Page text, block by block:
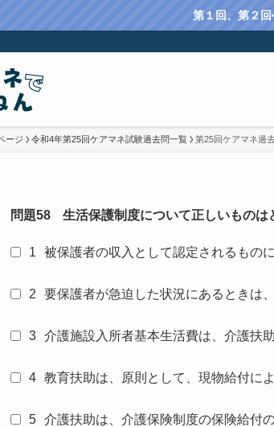
第１回、第２
ージ 令和4年第25回ケアマネ試験過去問一覧 第25回ケアマネ過
問題58 生活保護制度について正しいものは
1 被保護者の収入として認定されるもの
2 要保護者が急迫した状況にあるときは
3 介護施設入所者基本生活費は、介護扶
4 教育扶助は、原則として、現物給付に
5 介護扶助は、介護保険制度の保険給付